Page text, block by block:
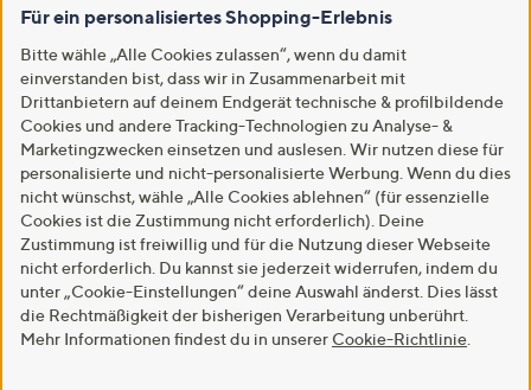
Für ein personalisiertes Shopping-Erlebnis
Bitte wähle „Alle Cookies zulassen“, wenn du damit
einverstanden bist, dass wir in Zusammenarbeit mit
Drittanbietern auf deinem Endgerät technische & profilbildende
Cookies und andere Tracking-Technologien zu Analyse- &
Marketingzwecken einsetzen und auslesen. Wir nutzen diese für
personalisierte und nicht-personalisierte Werbung. Wenn du dies
nicht wünschst, wähle „Alle Cookies ablehnen“ (für essenzielle
Cookies ist die Zustimmung nicht erforderlich). Deine
Zustimmung ist freiwillig und für die Nutzung dieser Webseite
nicht erforderlich. Du kannst sie jederzeit widerrufen, indem du
unter „Cookie-Einstellungen“ deine Auswahl änderst. Dies lässt
die Rechtmäßigkeit der bisherigen Verarbeitung unberührt.
Mehr Informationen findest du in unserer Cookie-Richtlinie